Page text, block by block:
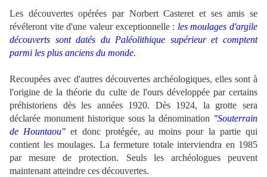
Les découvertes opérées par Norbert Casteret et ses amis se
révéleront vite d'une valeur exceptionnelle : les moulages d'argile
découverts sont datés du Paléolithique supérieur et comptent
parmi les plus anciens du monde.
Recoupées avec d'autres découvertes archéologiques, elles sont à
l'origine de la théorie du culte de l'ours développée par certains
préhistoriens dès les années 1920. Dès 1924, la grotte sera
déclarée monument historique sous la dénomination "Souterrain
de Hountaou" et donc protégée, au moins pour la partie qui
contient les moulages. La fermeture totale interviendra en 1985
par mesure de protection. Seuls les archéologues peuvent
maintenant atteindre ces découvertes.